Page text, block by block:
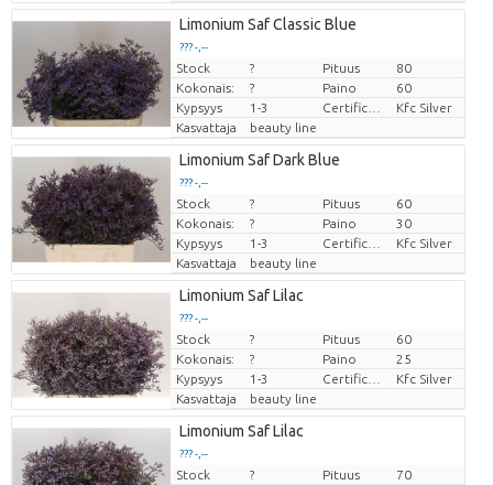
Limonium Saf Classic Blue
??? -,--
Hinta per kappale
Stock ? Pituus
80
Kokonais:
? Paino
60
Kypsyys
1-3
Kfc Silver
Kasvattaja
beauty line
Limonium Saf Dark Blue
??? -,--
Hinta per kappale
Stock ? Pituus
60
Kokonais:
? Paino
30
Kypsyys
1-3
Kfc Silver
Kasvattaja
beauty line
Limonium Saf Lilac
??? -,--
Hinta per kappale
Stock ? Pituus
60
Kokonais:
? Paino
25
Kypsyys
1-3
Kfc Silver
Kasvattaja
beauty line
Limonium Saf Lilac
??? -,--
Hinta per kappale
Stock ? Pituus
70